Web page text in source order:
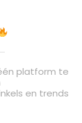
platform te
en trends